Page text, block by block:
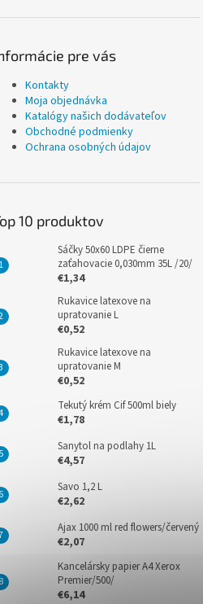
pre vás
Kontakty
Moja objednávka
Katalógy našich dodávateľov
Obchodné podmienky
Ochrana osobných údajov
10 produktov
Sáčky 50x60 LDPE čierne
zaťahovacie 0,030mm 35L /20/
€1,34
Rukavice latexove na
upratovanie L
€0,52
Rukavice latexove na
upratovanie M
€0,52
Tekutý krém Cif 500ml biely
€1,78
Sanytol na podlahy 1L
€4,57
Savo 1,2 L
€2,62
Ajax 1000 ml red flowers/červený
€2,07
Kancelársky papier A4 Xerox
Premier/500/
€6,14